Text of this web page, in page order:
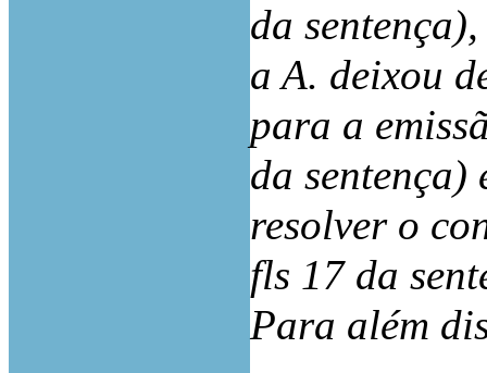
da
a A. deixou
para a
da
resolver o
fls 17 da
Para além